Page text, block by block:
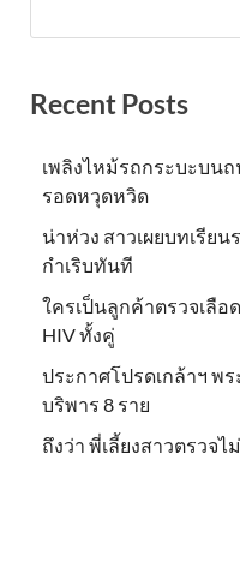
Recent Posts
เพลิงไหม้รถกระบะบน
รอดหวุดหวิด
น่าห่วง สาวเผยบทเรีย
กำเริบทันที
ใครเป็นลูกค้าตรวจเลือ
HIV ทั้งคู่
ประกาศโปรดเกล้าฯ พ
บริพาร 8 ราย
ถึงว่า พี่เลี้ยงสาวตรวจไ